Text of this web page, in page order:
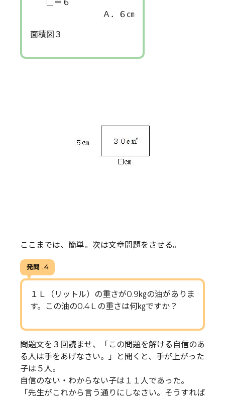
□＝６
Ａ．６㎝
面積図３
ここまでは、簡単。次は文章問題をさせる。
発問 . 4
１Ｌ（リットル）の重さが0.9㎏の油がありま
す。この油の0.4Ｌの重さは何㎏ですか？
問題文を３回読ませ、「この問題を解ける自信のあ
る人は手をあげなさい。」と聞くと、手が上がった
子は５人。
自信のない・わからない子は１１人であった。
「先生がこれから言う通りにしなさい。そうすれば